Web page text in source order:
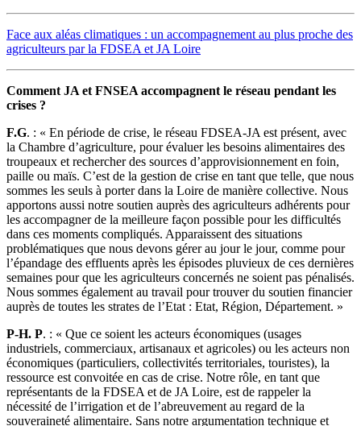
Face aux aléas climatiques : un accompagnement au plus proche des
agriculteurs par la FDSEA et JA Loire
Comment JA et FNSEA accompagnent le réseau pendant les
crises ?
F.G. : « En période de crise, le réseau FDSEA-JA est présent, avec
la Chambre d’agriculture, pour évaluer les besoins alimentaires des
troupeaux et rechercher des sources d’approvisionnement en foin,
paille ou maïs. C’est de la gestion de crise en tant que telle, que nous
sommes les seuls à porter dans la Loire de manière collective. Nous
apportons aussi notre soutien auprès des agriculteurs adhérents pour
les accompagner de la meilleure façon possible pour les difficultés
dans ces moments compliqués. Apparaissent des situations
problématiques que nous devons gérer au jour le jour, comme pour
l’épandage des effluents après les épisodes pluvieux de ces dernières
semaines pour que les agriculteurs concernés ne soient pas pénalisés.
Nous sommes également au travail pour trouver du soutien financier
auprès de toutes les strates de l’Etat : Etat, Région, Département. »
P-H. P. : « Que ce soient les acteurs économiques (usages
industriels, commerciaux, artisanaux et agricoles) ou les acteurs non
économiques (particuliers, collectivités territoriales, touristes), la
ressource est convoitée en cas de crise. Notre rôle, en tant que
représentants de la FDSEA et de JA Loire, est de rappeler la
nécessité de l’irrigation et de l’abreuvement au regard de la
souveraineté alimentaire. Sans notre argumentation technique et